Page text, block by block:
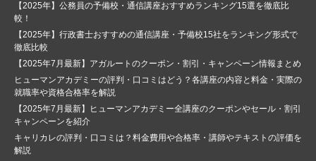
【2025年】公務員の予備校・通信講座おすすめランキング15選を徹底比
較！
【2025年】行政書士おすすめの通信講座・予備校15社をランキング形式で
徹底比較
【2025年7月最新】アガルートのクーポン・割引・キャンペーン情報まとめ
ヒューマンアカデミーの評判・口コミはどう？各講座の内容と料金・実際の
就職率や資格合格率を解説
【2025年7月最新】ヒューマンアカデミー全講座のクーポンやセール・割引
キャンペーンを紹介
キャリカレの評判・口コミは？料金費用や合格率・講師やテキストの評価を
解説